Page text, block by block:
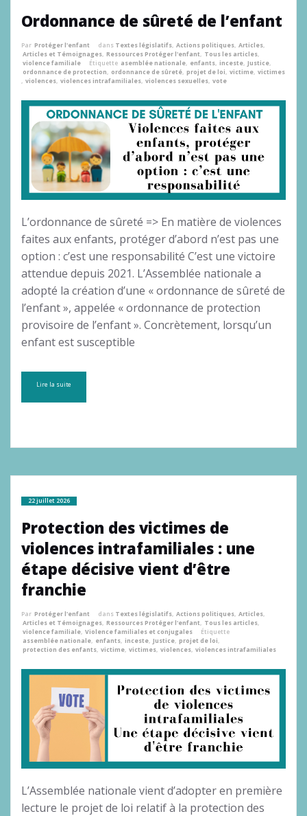
Ordonnance de sûreté de l’enfant
Par Protéger l'enfant dans Textes législatifs, Actions politiques, Articles,
Articles et Témoignages, Ressources Protéger l'enfant, Tous les articles,
violence familiale
Étiquette asemblée nationale, enfants, inceste, Justice,
ordonnance de protection, ordonnance de sûreté, projet de loi, victime, victimes
, violences, violences intrafamiliales, violences sexuelles, vote
L’ordonnance de sûreté => En matière de violences
faites aux enfants, protéger d’abord n’est pas une
option : c’est une responsabilité C’est une victoire
attendue depuis 2021. L’Assemblée nationale a
adopté la création d’une « ordonnance de sûreté de
l’enfant », appelée « ordonnance de protection
provisoire de l’enfant ». Concrètement, lorsqu’un
enfant est susceptible
Lire la suite
22 juillet 2026
Protection des victimes de
violences intrafamiliales : une
étape décisive vient d’être
franchie
Par Protéger l'enfant dans Textes législatifs, Actions politiques, Articles,
Articles et Témoignages, Ressources Protéger l'enfant, Tous les articles,
violence familiale, Violence familiales et conjugales
Étiquette
assemblée nationale, enfants, inceste, Justice, projet de loi,
protection des enfants, victime, victimes, violences, violences intrafamiliales
L’Assemblée nationale vient d’adopter en première
lecture le projet de loi relatif à la protection des